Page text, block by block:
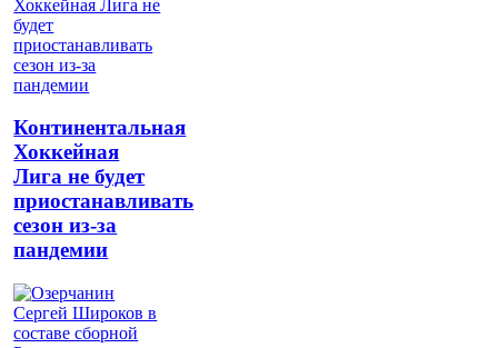
Континентальная
Хоккейная
Лига не будет
приостанавливать
сезон из-за
пандемии